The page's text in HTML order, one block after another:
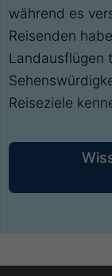
während es
Reisenden
Landausflügen
Reiseziele